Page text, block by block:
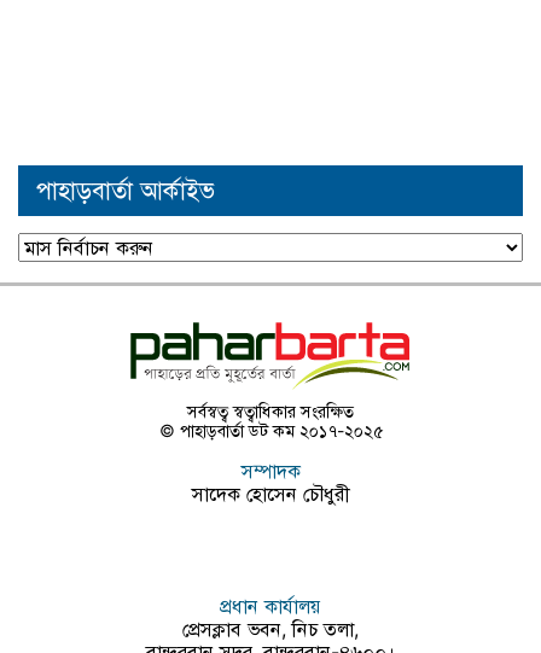
পাহাড়বার্তা আর্কাইভ
পাহাড়বার্তা
আর্কাইভ
সর্বস্বত্ব স্বত্বাধিকার সংরক্ষিত
© পাহাড়বার্তা ডট কম ২০১৭-২০২৫
সম্পাদক
সাদেক হোসেন চৌধুরী
প্রধান কার্যালয়
প্রেসক্লাব ভবন, নিচ তলা,